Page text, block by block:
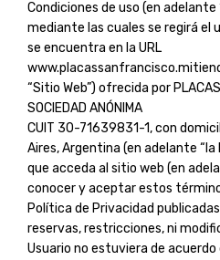
Condiciones de uso (en
mediante las cuales se regirá el
se encuentra en la URL
“Sitio Web”) ofrecida por PLACAS
SOCIEDAD ANÓNIMA
CUIT 30-71639831-1, con
Aires, Argentina (en adelante “la
que acceda al sitio web (en
conocer y aceptar estos
Política de Privacidad
reservas, restricciones, ni
Usuario no estuviera de acuerdo